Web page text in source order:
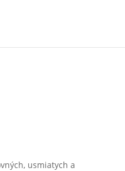
usmiatych a